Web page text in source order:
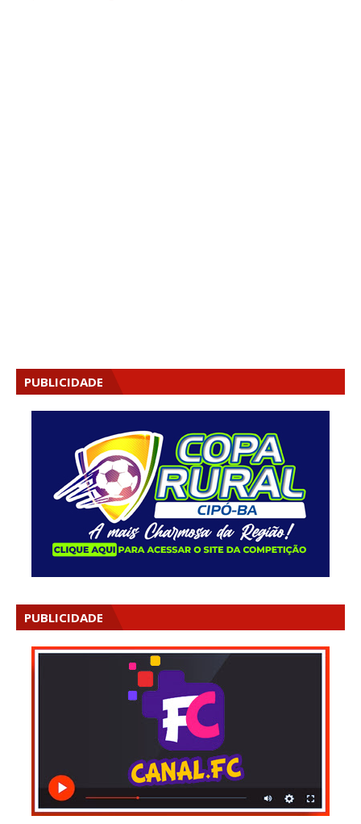
PUBLICIDADE
PUBLICIDADE